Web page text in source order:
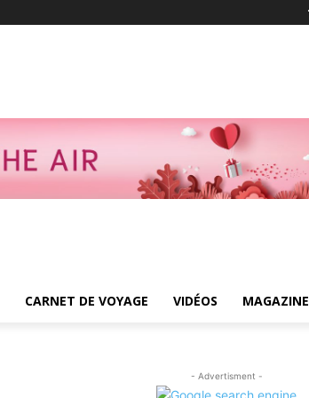
CARNET DE VOYAGE VIDÉOS MAGAZINE
- Advertisment -